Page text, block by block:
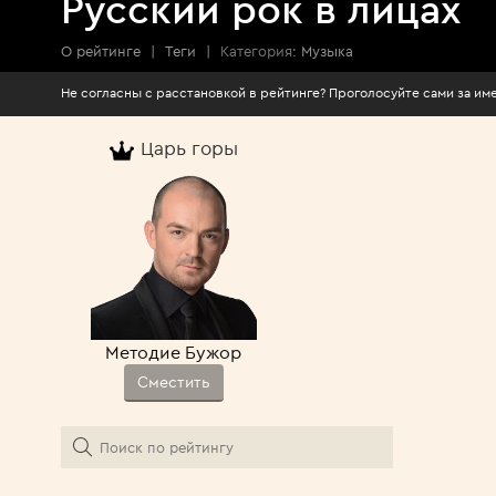
О рейтинге | Теги | Категория: Музыка
Не согласны с расстановкой в рейтинге?
Царь горы
Методие Бужор
Сместить